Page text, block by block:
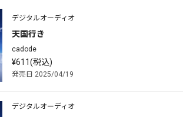
デジタルオーディオ
天国行き
cadode
¥611(税込)
発売日 2025/04/19
デジタルオーディオ